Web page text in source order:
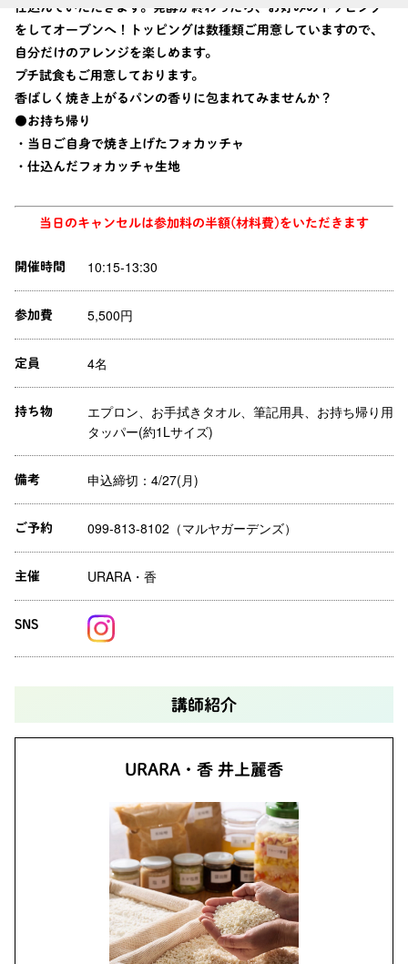
仕込んでいただきます。発酵が終わったら、お好みのトッピング
をしてオーブンへ！トッピングは数種類ご用意していますので、
自分だけのアレンジを楽しめます。
プチ試食もご用意しております。
香ばしく焼き上がるパンの香りに包まれてみませんか？
●お持ち帰り
・当日ご自身で焼き上げたフォカッチャ
・仕込んだフォカッチャ生地
当日のキャンセルは参加料の半額(材料費)をいただきます
開催時間 10:15-13:30
参加費 5,500円
定員 4名
持ち物
エプロン、お手拭きタオル、筆記用具、お持ち帰り用
タッパー(約1Lサイズ)
備考 申込締切：4/27(月)
ご予約 099-813-8102（マルヤガーデンズ）
主催 URARA・香
SNS
講師紹介
URARA・香 井上麗香